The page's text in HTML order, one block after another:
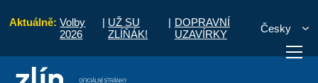
Aktuálně: Volby
2026
| UŽ SU
ZLÍŇÁK!
| DOPRAVNÍ
UZAVÍRKY
Česky